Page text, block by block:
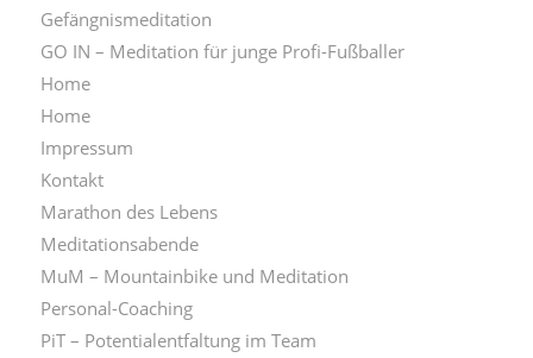
Gefängnismeditation
GO IN – Meditation für junge Profi-Fußballer
Home
Home
Impressum
Kontakt
Marathon des Lebens
Meditationsabende
MuM – Mountainbike und Meditation
Personal-Coaching
PiT – Potentialentfaltung im Team